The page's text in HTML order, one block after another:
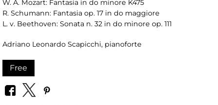
W. A. Mozart: Fantasia in do minore K475
R. Schumann: Fantasia op. 17 in do maggiore
L. v. Beethoven: Sonata n. 32 in do minore op. 111
Adriano Leonardo Scapicchi, pianoforte
Free